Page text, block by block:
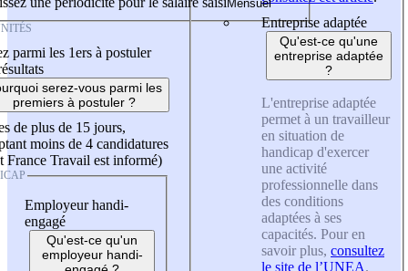
parmi les 1ers à postuler
serez-vous parmi les
premiers à postuler ?
de plus de 15 jours,
moins de 4 candidatures
France Travail est informé)
Employeur handi-
engagé
Qu'est-ce qu'un
employeur handi-
Entreprise adaptée
Qu'est-ce qu'une
entreprise adaptée
?
L'entreprise adaptée
permet à un travailleur
en situation de
handicap d'exercer
une activité
professionnelle dans
des conditions
adaptées à ses
capacités. Pour en
savoir plus, consultez
le site de l’UNEA.